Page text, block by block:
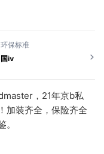
环保标准
国ⅳ
，21年京b私
加装齐全，保险齐全